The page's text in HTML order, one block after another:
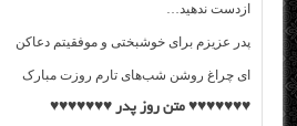
ازدست ندهید…
پدر عزیزم برای خوشبختی و موفقیتم دعاکن
ای چراغ روشن شب‌های تارم روزت مبارک
♥♥♥♥♥♥♥متن روز پدر ♥♥♥♥♥♥♥